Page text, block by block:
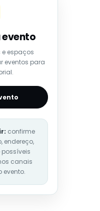
evento
e espaços
eventos para
confirme
endereço,
possíveis
canais
evento.